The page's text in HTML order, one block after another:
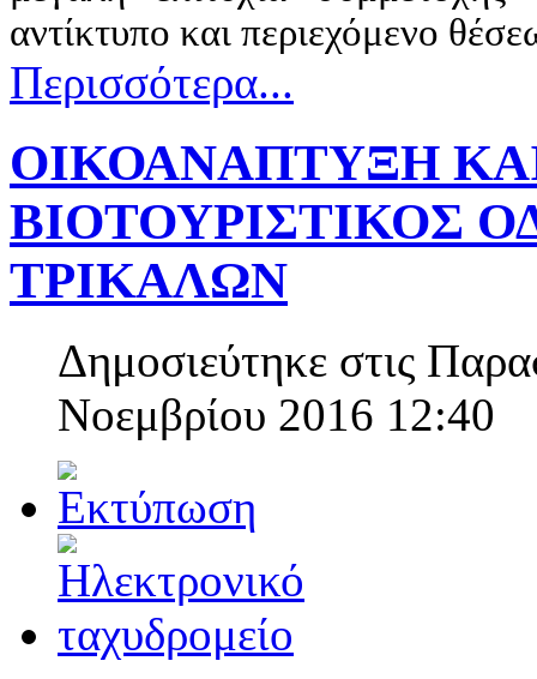
αντίκτυπο και περιεχόμενο
Περισσότερα...
ΟΙΚΟΑΝΑΠΤΥΞΗ
ΒΙΟΤΟΥΡΙΣΤΙΚΟΣ
ΤΡΙΚΑΛΩΝ
Δημοσιεύτηκε στις
Νοεμβρίου 2016 12:40